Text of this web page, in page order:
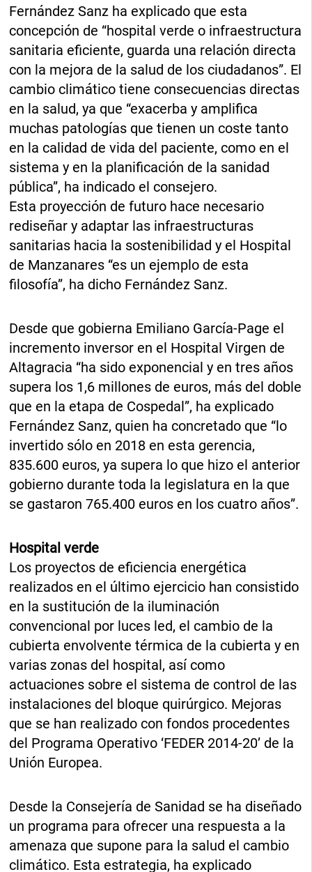
Fernández Sanz ha explicado que esta
concepción de “hospital verde o infraestructura
sanitaria eficiente, guarda una relación directa
con la mejora de la salud de los ciudadanos”. El
cambio climático tiene consecuencias directas
en la salud, ya que “exacerba y amplifica
muchas patologías que tienen un coste tanto
en la calidad de vida del paciente, como en el
sistema y en la planificación de la sanidad
pública”, ha indicado el consejero.
Esta proyección de futuro hace necesario
rediseñar y adaptar las infraestructuras
sanitarias hacia la sostenibilidad y el Hospital
de Manzanares “es un ejemplo de esta
filosofía”, ha dicho Fernández Sanz.
Desde que gobierna Emiliano García-Page el
incremento inversor en el Hospital Virgen de
Altagracia “ha sido exponencial y en tres años
supera los 1,6 millones de euros, más del doble
que en la etapa de Cospedal”, ha explicado
Fernández Sanz, quien ha concretado que “lo
invertido sólo en 2018 en esta gerencia,
835.600 euros, ya supera lo que hizo el anterior
gobierno durante toda la legislatura en la que
se gastaron 765.400 euros en los cuatro años”.
Hospital verde
Los proyectos de eficiencia energética
realizados en el último ejercicio han consistido
en la sustitución de la iluminación
convencional por luces led, el cambio de la
cubierta envolvente térmica de la cubierta y en
varias zonas del hospital, así como
actuaciones sobre el sistema de control de las
instalaciones del bloque quirúrgico. Mejoras
que se han realizado con fondos procedentes
del Programa Operativo ‘FEDER 2014-20’ de la
Unión Europea.
Desde la Consejería de Sanidad se ha diseñado
un programa para ofrecer una respuesta a la
amenaza que supone para la salud el cambio
climático. Esta estrategia, ha explicado